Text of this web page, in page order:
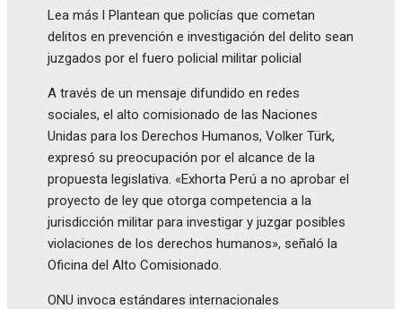
Lea más l Plantean que policías que cometan
delitos en prevención e investigación del delito sean
juzgados por el fuero policial militar policial
A través de un mensaje difundido en redes
sociales, el alto comisionado de las Naciones
Unidas para los Derechos Humanos, Volker Türk,
expresó su preocupación por el alcance de la
propuesta legislativa. «Exhorta Perú a no aprobar el
proyecto de ley que otorga competencia a la
jurisdicción militar para investigar y juzgar posibles
violaciones de los derechos humanos», señaló la
Oficina del Alto Comisionado.
ONU invoca estándares internacionales